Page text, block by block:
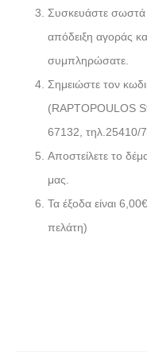
Συσκευάστε σωστά
απόδειξη αγοράς
συμπληρώσατε.
Σημειώστε τον
(RAPTOPOULOS
67132, τηλ.25410/
Αποστείλετε το
μας.
Τα έξοδα είναι
πελάτη)